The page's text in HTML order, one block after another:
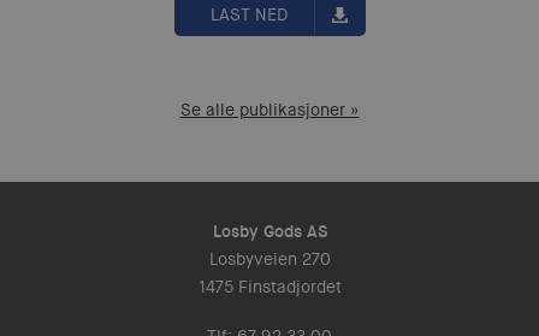
LAST NED
Se alle publikasjoner »
Losby Gods AS
Losbyveien 270
1475 Finstadjordet